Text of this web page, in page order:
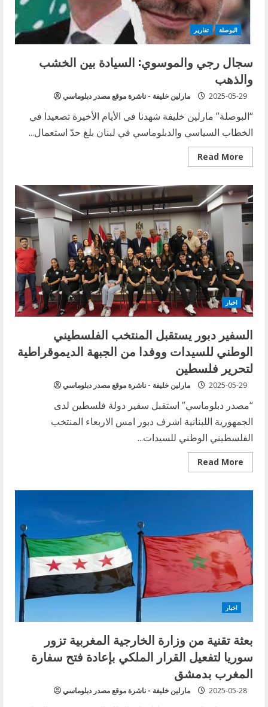
البوصلة تقارير
سجال رجي والموسوي: السيادة بين الخشب
والذهب
مارلين خليفة - ناشرة موقع مصدر دبلوماسي 2025-05-29
“البوصلة” مارلين خليفة شهدنا في الأيام الأخيرة تصعيدا في
الخطاب السياسي والدبلوماسي في لبنان بلغ حدّ استعمال...
Read More
Read
more
رجي
والموسوي:
السيادة
بين
الخشب
والذهب
اخبار
السفير دبور يستقبل المنتخب الفلسطيني
الوطني للسيدات ووفدا من الجبهة الديموقراطية
لتحرير فلسطين
مارلين خليفة - ناشرة موقع مصدر دبلوماسي 2025-05-29
“مصدر دبلوماسي” استقبل سفير دولة فلسطين لدى
الجمهورية اللبنانية اشرف دبور امس الاربعاء المنتخب
الفلسطيني الوطني للسيدات...
Read More
Read
more
للسيدات
ووفدا
من
الجبهة
الديموقراطية
فلسطين
اخبار
بعثة تقنية من وزارة الخارجية المغربية تزور
سوريا لتفعيل القرار الملكي بإعادة فتح سفارة
المغرب بدمشق
مارلين خليفة - ناشرة موقع مصدر دبلوماسي 2025-05-28